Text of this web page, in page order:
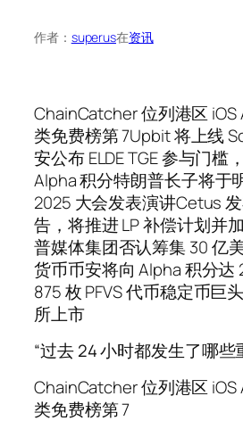
作者： superus在资讯
ChainCatcher 位列港区 iOS
类免费榜第 7Upbit 将上线
安公布 ELDE TGE 参与门槛
Alpha 积分特朗普长子将于
2025 大会发表演讲Cetus
告，将推进 LP 补偿计划并
普媒体集团否认筹集 30 亿
货币币安将向 Alpha 积分达
875 枚 PFVS 代币稳定币巨
所上市
“过去 24 小时都发生了哪些
ChainCatcher 位列港区 iOS
类免费榜第 7